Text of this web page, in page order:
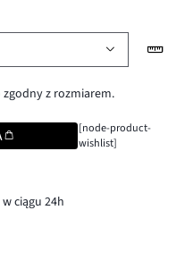
z rozmiarem.
[node-product-
wishlist]
ciągu 24h